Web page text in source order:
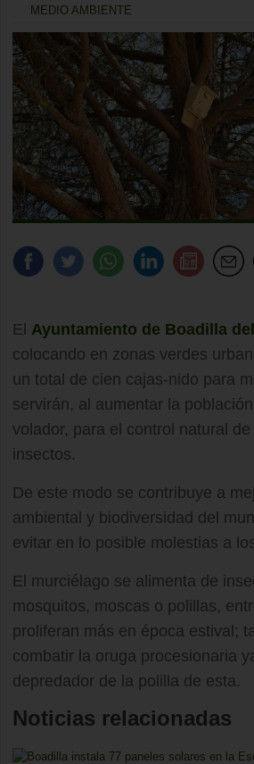
MEDIO AMBIENTE
El Ayuntamiento de Boadilla
colocando en zonas verdes
un total de cien cajas-nido para
servirán, al aumentar la
volador, para el control natural
insectos.
De este modo se contribuye a
ambiental y biodiversidad del
evitar en lo posible molestias a
El murciélago se alimenta de
mosquitos, moscas o polillas,
proliferan más en época estival;
combatir la oruga procesionaria
depredador de la polilla de esta.
Noticias relacionadas